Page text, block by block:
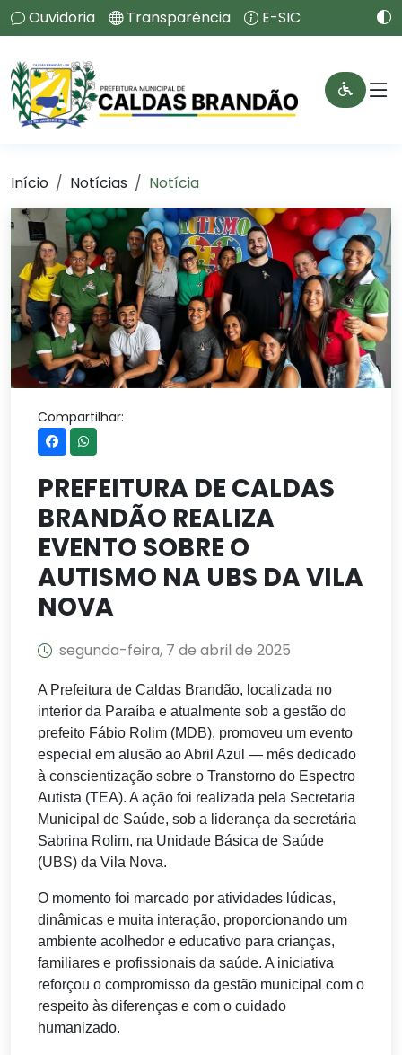
Ouvidoria Transparência E-SIC
Início Notícias Notícia
Compartilhar:
PREFEITURA DE CALDAS
BRANDÃO REALIZA
EVENTO SOBRE O
AUTISMO NA UBS DA VILA
NOVA
segunda-feira, 7 de abril de 2025
A Prefeitura de Caldas Brandão, localizada no
interior da Paraíba e atualmente sob a gestão do
prefeito Fábio Rolim (MDB), promoveu um evento
especial em alusão ao Abril Azul — mês dedicado
à conscientização sobre o Transtorno do Espectro
Autista (TEA). A ação foi realizada pela Secretaria
Municipal de Saúde, sob a liderança da secretária
Sabrina Rolim, na Unidade Básica de Saúde
(UBS) da Vila Nova.
O momento foi marcado por atividades lúdicas,
dinâmicas e muita interação, proporcionando um
ambiente acolhedor e educativo para crianças,
familiares e profissionais da saúde. A iniciativa
reforçou o compromisso da gestão municipal com o
respeito às diferenças e com o cuidado
humanizado.